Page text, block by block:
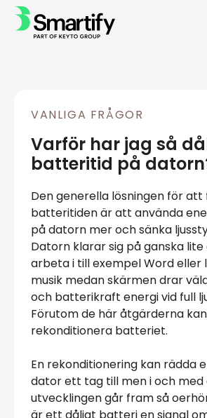
VANLIGA FRÅGOR
Varför har jag så
batteritid på
Den generella lösningen för
batteritiden är att använda
på datorn mer och sänka
Datorn klarar sig på ganska
arbeta i till exempel Word eller
musik medan skärmen drar
och batterikraft energi vid full
Förutom de här åtgärderna
rekonditionera batteriet.
En rekonditionering kan rädda
dator ett tag till men i och
utvecklingen går fram så